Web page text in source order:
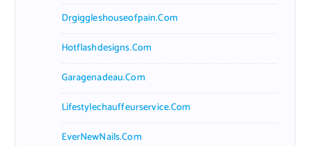
Drgiggleshouseofpain.com
Hotflashdesigns.com
Garagenadeau.com
Lifestylechauffeurservice.com
EverNewNails.com